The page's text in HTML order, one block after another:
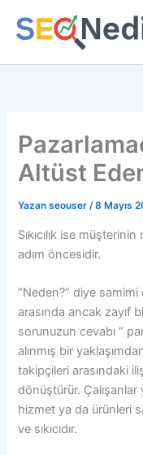
atla
Altüst
Yazan seouser/8 Mayıs
Sıkıcılık ise
adım öncesidir.
“Neden?” diye
arasında ancak zayıf
sorunuzun cevabı “
alınmış bir
takipçileri arasındaki
dönüştürür. Çalışanlar
hizmet ya da ürünleri
ve sıkıcıdır.